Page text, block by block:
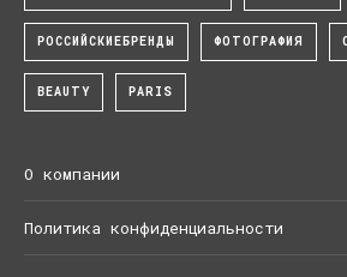
РОССИЙСКИЕБРЕНДЫ ФОТОГРАФИЯ
BEAUTY PARIS
О компании
Политика конфиденциальности